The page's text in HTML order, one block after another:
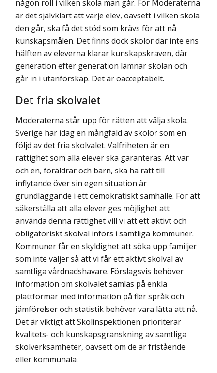
någon roll i vilken skola man går. För Moderaterna
är det självklart att varje elev, oavsett i vilken skola
den går, ska få det stöd som krävs för att nå
kunskaps­målen. Det finns dock skolor där inte ens
hälften av eleverna klarar kunskapskraven, där
generation efter generation lämnar skolan och
går in i utanförskap. Det är oacceptabelt.
Det fria skolvalet
Moderaterna står upp för rätten att välja skola.
Sverige har idag en mångfald av skolor som en
följd av det fria skolvalet. Valfriheten är en
rättighet som alla elever ska garanteras. Att var
och en, föräldrar och barn, ska ha rätt till
inflytande över sin egen situation är
grundläggande i ett demokratiskt samhälle. För att
säkerställa att alla elever ges möjlighet att
använda denna rättighet vill vi att ett aktivt och
obligatoriskt skolval införs i samtliga kommuner.
Kommuner får en skyldighet att söka upp familjer
som inte väljer så att vi får ett aktivt skolval av
samtliga vårdnadshavare. Förslagsvis behöver
information om skolvalet samlas på enkla
plattformar med information på fler språk och
jämförelser och statistik behöver vara lätta att nå.
Det är viktigt att Skolinspektionen prioriterar
kvalitets- och kunskapsgranskning av samtliga
skolverksamheter, oavsett om de är fristående
eller kommunala.